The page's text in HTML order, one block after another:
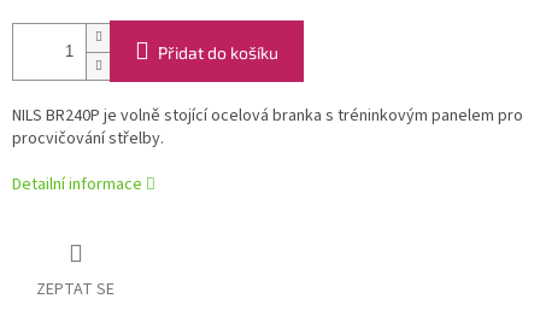
Přidat do košíku
NILS BR240P je volně stojící ocelová branka s tréninkovým panelem pro
procvičování střelby.
Detailní informace
ZEPTAT SE